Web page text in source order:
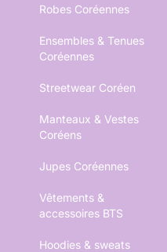
Robes Coréennes
Ensembles & Tenues
Coréennes
Streetwear Coréen
Manteaux & Vestes
Coréens
Jupes Coréennes
Vêtements &
accessoires BTS
Hoodies & sweats